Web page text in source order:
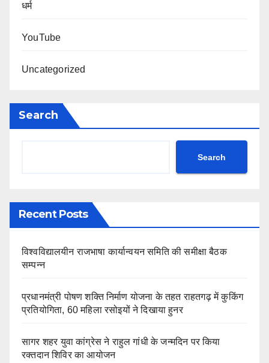
धर्म
YouTube
Uncategorized
Search
Search
Recent Posts
विश्वविद्यालयीन राजभाषा कार्यान्वयन समिति की समीक्षा बैठक
सम्पन्न
प्रधानमंत्री पोषण शक्ति निर्माण योजना के तहत राहतगढ़ में कुकिंग
प्रतियोगिता, 60 महिला रसोइयों ने दिखाया हुनर
सागर शहर युवा कांग्रेस ने राहुल गांधी के जन्मदिन पर किया
रक्तदान शिविर का आयोजन